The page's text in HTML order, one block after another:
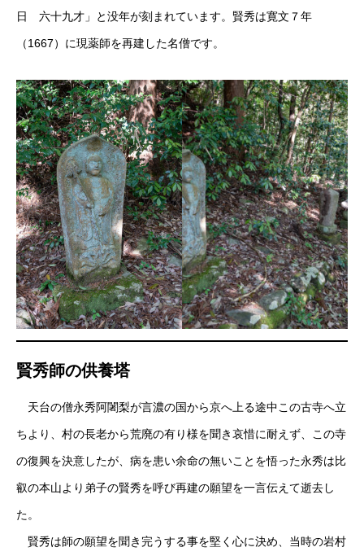
日 六十九才」と没年が刻まれています。賢秀は寛文７年
（1667）に現薬師を再建した名僧です。
賢秀師の供養塔
天台の僧永秀阿闍梨が言濃の国から京へ上る途中この古寺へ立
ちより、村の長老から荒廃の有り様を聞き哀惜に耐えず、この寺
の復興を決意したが、病を患い余命の無いことを悟った永秀は比
叡の本山より弟子の賢秀を呼び再建の願望を一言伝えて逝去し
た。
賢秀は師の願望を聞き完うする事を堅く心に決め、当時の岩村